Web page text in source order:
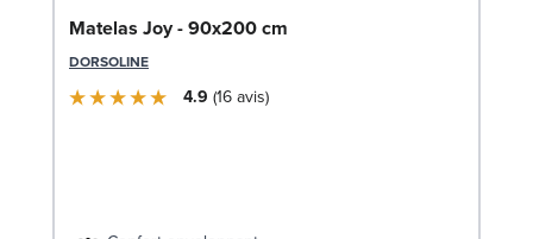
Matelas Joy - 90x200 cm
DORSOLINE
4.9 16avis